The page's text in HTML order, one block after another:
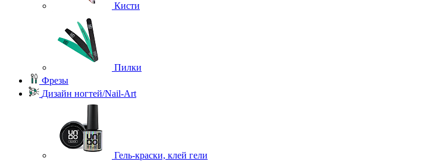
Кисти
Пилки
Фрезы
Дизайн ногтей/Nail-Art
Гель-краски, клей гели